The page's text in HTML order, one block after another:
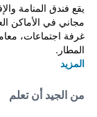
يقع فندق المنامة
مجاني في الأماكن
غرفة اجتماعات،
المطار.
المزيد
من الجيد أن تعلم